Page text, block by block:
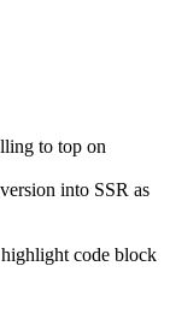
to top on
into SSR as
code block